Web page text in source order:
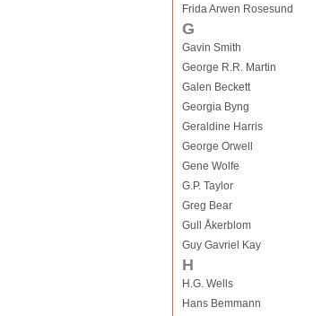
Frida Arwen Rosesund
G
Gavin Smith
George R.R. Martin
Galen Beckett
Georgia Byng
Geraldine Harris
George Orwell
Gene Wolfe
G.P. Taylor
Greg Bear
Gull Åkerblom
Guy Gavriel Kay
H
H.G. Wells
Hans Bemmann